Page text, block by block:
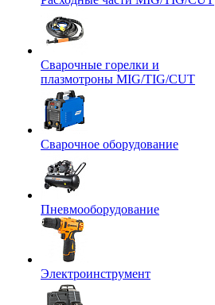
Сварочные горелки и
плазмотроны MIG/TIG/CUT
Сварочное оборудование
Пневмооборудование
Электроинструмент